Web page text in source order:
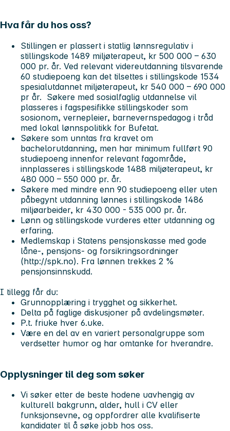
Hva får du hos oss?
Stillingen er plassert i statlig lønnsregulativ i
stillingskode 1489 miljøterapeut, kr 500 000 – 630
000 pr. år. Ved relevant videreutdanning tilsvarende
60 studiepoeng kan det tilsettes i stillingskode 1534
spesialutdannet miljøterapeut, kr 540 000 – 690 000
pr år. Søkere med sosialfaglig utdannelse vil
plasseres i fagspesifikke stillingskoder som
sosionom, vernepleier, barnevernspedagog i tråd
med lokal lønnspolitikk for Bufetat.
Søkere som unntas fra kravet om
bachelorutdanning, men har minimum fullført 90
studiepoeng innenfor relevant fagområde,
innplasseres i stillingskode 1488 miljøterapeut, kr
480 000 – 550 000 pr. år.
Søkere med mindre enn 90 studiepoeng eller uten
påbegynt utdanning lønnes i stillingskode 1486
miljøarbeider, kr 430 000 - 535 000 pr. år.
Lønn og stillingskode vurderes etter utdanning og
erfaring.
Medlemskap i Statens pensjonskasse med gode
låne-, pensjons- og forsikringsordninger
(http://spk.no). Fra lønnen trekkes 2 %
pensjonsinnskudd.
I tillegg får du:
Grunnopplæring i trygghet og sikkerhet.
Delta på faglige diskusjoner på avdelingsmøter.
P.t. friuke hver 6.uke.
Være en del av en variert personalgruppe som
verdsetter humor og har omtanke for hverandre.
Opplysninger til deg som søker
Vi søker etter de beste hodene uavhengig av
kulturell bakgrunn, alder, hull i CV eller
funksjonsevne, og oppfordrer alle kvalifiserte
kandidater til å søke jobb hos oss.